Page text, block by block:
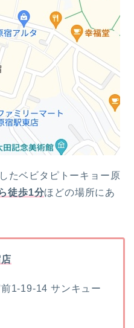
たベビタピトーキョー原
徒歩1分ほどの場所にあ
1-19-14 サンキュー